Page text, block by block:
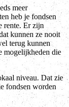
meer
heb je fondsen
rente. Er zijn
kunnen ze nooit
terug kunnen
mogelijkheden die
niveau. Dat zie
fondsen worden